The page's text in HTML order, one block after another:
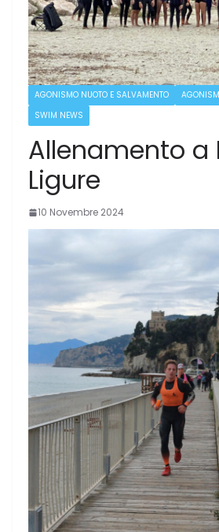
AGONISMO NUOTO E SALVAMENTO
SWIM NEWS
Allenamento a
Ligure
10 Novembre 2024